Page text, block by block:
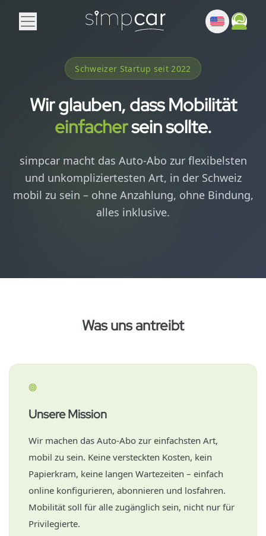
Schweizer Startup seit 2022
Wir glauben, dass Mobilität
einfachersein sollte.
simpcar macht das Auto-Abo zur flexibelsten
und unkompliziertesten Art, in der Schweiz
mobil zu sein – ohne Anzahlung, ohne Bindung,
alles inklusive.
Was uns antreibt
Unsere Mission
Wir machen das Auto-Abo zur einfachsten Art,
mobil zu sein. Keine versteckten Kosten, kein
Papierkram, keine langen Wartezeiten – einfach
online konfigurieren, abonnieren und losfahren.
Mobilität soll für alle zugänglich sein, nicht nur für
Privilegierte.